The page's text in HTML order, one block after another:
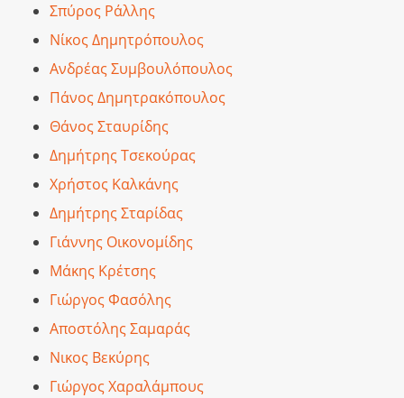
Σπύρος Ράλλης
Νίκος Δημητρόπουλος
Ανδρέας Συμβουλόπουλος
Πάνος Δημητρακόπουλος
Θάνος Σταυρίδης
Δημήτρης Τσεκούρας
Χρήστος Καλκάνης
Δημήτρης Σταρίδας
Γιάννης Οικονομίδης
Μάκης Κρέτσης
Γιώργος Φασόλης
Αποστόλης Σαμαράς
Νικος Βεκύρης
Γιώργος Χαραλάμπους